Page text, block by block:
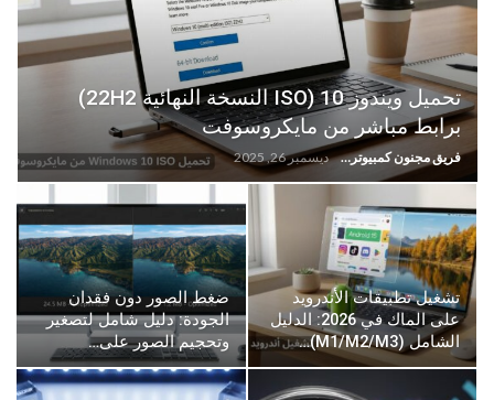
تحميل ويندوز 10 (ISO النسخة النهائية 22H2)
برابط مباشر من مايكروسوفت
فريق مجنون كمبيوتر ديسمبر 26, 2025
تشغيل تطبيقات الأندرويد
على الماك في 2026: الدليل
الشامل (M1/M2/M3)…
ضغط الصور دون فقدان
الجودة: دليل شامل لتصغير
وتحجيم الصور على…